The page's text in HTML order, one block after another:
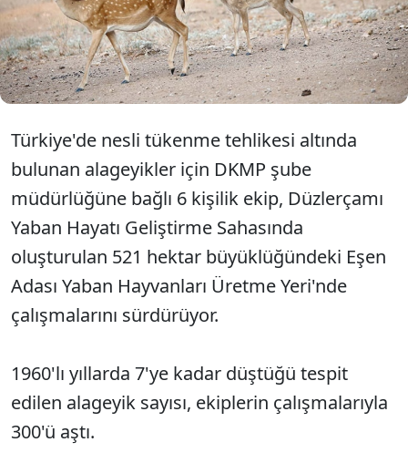
sürdürmeleri için GPS takibi ile uygun yaşam
alanlarını belirliyor.
Türkiye'de nesli tükenme tehlikesi altında
bulunan alageyikler için DKMP şube
müdürlüğüne bağlı 6 kişilik ekip, Düzlerçamı
Yaban Hayatı Geliştirme Sahasında
oluşturulan 521 hektar büyüklüğündeki Eşen
Adası Yaban Hayvanları Üretme Yeri'nde
çalışmalarını sürdürüyor.
1960'lı yıllarda 7'ye kadar düştüğü tespit
edilen alageyik sayısı, ekiplerin çalışmalarıyla
300'ü aştı.